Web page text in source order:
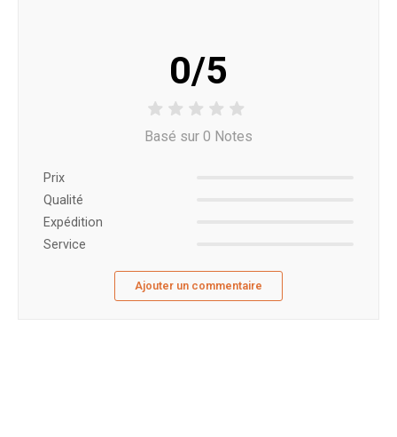
0/5
Basé sur 0 Notes
Prix ​​
Qualité
Expédition
Service
Ajouter un commentaire